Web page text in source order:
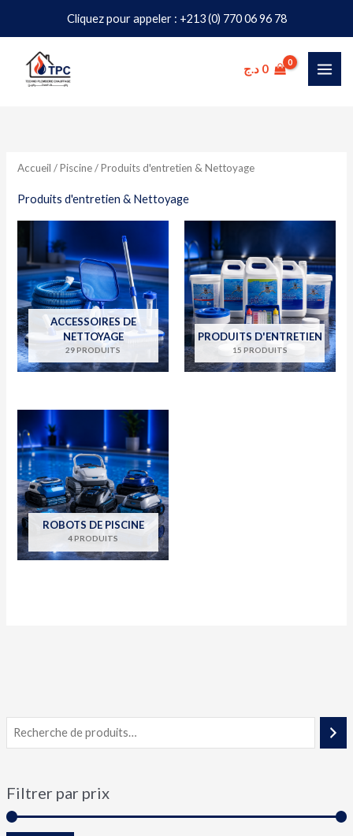
Cliquez pour appeler : +213 (0) 770 06 96 78
contenu
0 د.ج
Filtrer par prix
Accueil /Piscine/ Produits d'entretien & Nettoyage
Produits d'entretien & Nettoyage
ACCESSOIRES DE
NETTOYAGE
29 PRODUITS
PRODUITS D'ENTRETIEN
15 PRODUITS
ROBOTS DE PISCINE
4 PRODUITS